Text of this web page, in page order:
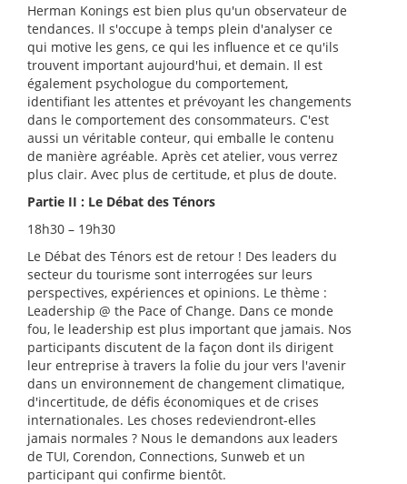
Herman Konings est bien plus qu'un observateur de
tendances. Il s'occupe à temps plein d'analyser ce
qui motive les gens, ce qui les influence et ce qu'ils
trouvent important aujourd'hui, et demain. Il est
également psychologue du comportement,
identifiant les attentes et prévoyant les changements
dans le comportement des consommateurs. C'est
aussi un véritable conteur, qui emballe le contenu
de manière agréable. Après cet atelier, vous verrez
plus clair. Avec plus de certitude, et plus de doute.
Partie II : Le Débat des Ténors
18h30 – 19h30
Le Débat des Ténors est de retour ! Des leaders du
secteur du tourisme sont interrogées sur leurs
perspectives, expériences et opinions. Le thème :
Leadership @ the Pace of Change. Dans ce monde
fou, le leadership est plus important que jamais. Nos
participants discutent de la façon dont ils dirigent
leur entreprise à travers la folie du jour vers l'avenir
dans un environnement de changement climatique,
d'incertitude, de défis économiques et de crises
internationales. Les choses redeviendront-elles
jamais normales ? Nous le demandons aux leaders
de TUI, Corendon, Connections, Sunweb et un
participant qui confirme bientôt.